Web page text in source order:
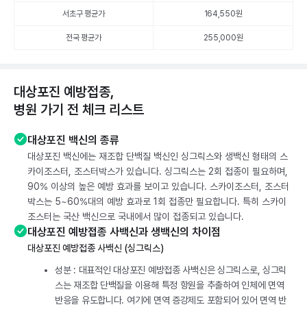
서초구 평균가 164,550원
전국 평균가 255,000원
대상포진 예방접종,
병원 가기 전 체크 리스트
대상포진 백신의 종류
대상포진 백신에는 재조합 단백질 백신인 싱그릭스와 생백신 형태의 스
카이조스터, 조스터박스가 있습니다. 싱그릭스는 2회 접종이 필요하며,
90% 이상의 높은 예방 효과를 보이고 있습니다. 스카이조스터, 조스터
박스는 5~60%대의 예방 효과로 1회 접종만 필요합니다. 특히 스카이
조스터는 국산 백신으로 국내에서 많이 접종되고 있습니다.
대상포진 예방접종 사백신과 생백신의 차이점
대상포진 예방접종 사백신 (싱그릭스)
성분 : 대표적인 대상포진 예방접종 사백신은 싱그릭스로, 싱그릭
스는 재조합 단백질을 이용해 특정 항원을 추출하여 인체에 면역
반응을 유도합니다. 여기에 면역 증강제도 포함되어 있어 면역 반